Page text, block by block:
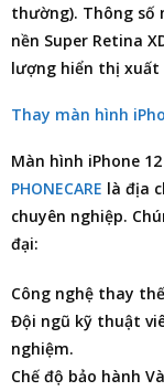
thường). Thông số
nền Super Retina
lượng hiển thị xuất
Thay màn hình
Màn hình iPhone
PHONECARE là địa
chuyên nghiệp.
đại:
Công nghệ thay
Đội ngũ kỹ thuật
nghiệm.
Chế độ bảo hành